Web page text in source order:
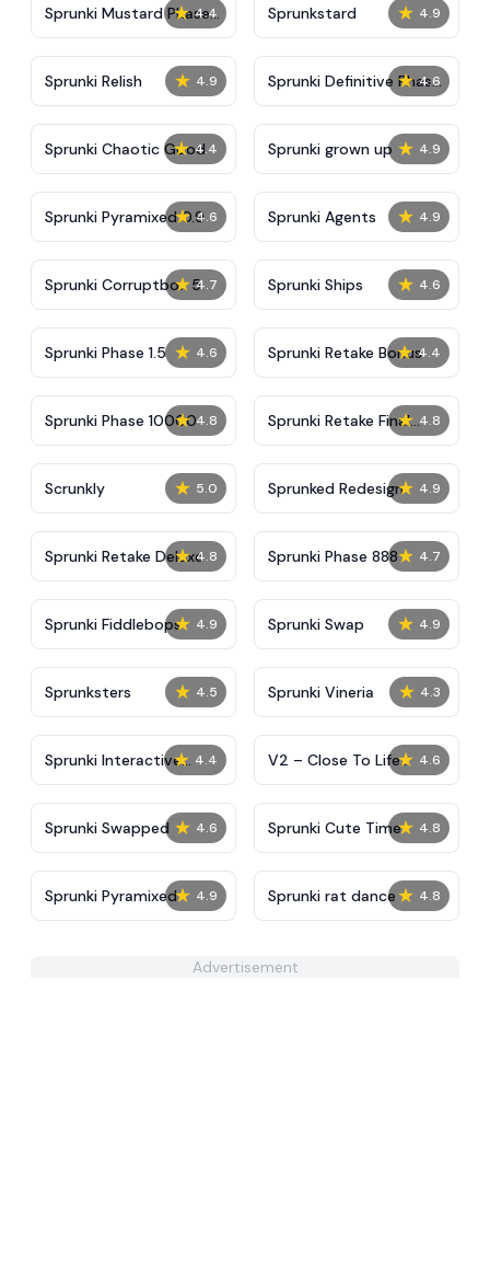
★ 4.4
Sprunki Mustard Phase
2
★ 4.9
Sprunkstard
★ 4.9
Sprunki Relish ★ 4.6
Sprunki Definitive Phase
7
★ 4.4
Sprunki Chaotic Good ★ 4.9
Sprunki grown up
★ 4.6
Sprunki Pyramixed 0.9 ★ 4.9
Sprunki Agents
★ 4.7
Sprunki Corruptbox 5 ★ 4.6
Sprunki Ships
★ 4.6
Sprunki Phase 1.5 ★ 4.4
Sprunki Retake Bonus
★ 4.8
Sprunki Phase 10000 ★ 4.8
Sprunki Retake Final
Update
★ 5.0
Scrunkly ★ 4.9
Sprunked Redesign
★ 4.8
Sprunki Retake Deluxe ★ 4.7
Sprunki Phase 888
★ 4.9
Sprunki Fiddlebops ★ 4.9
Sprunki Swap
★ 4.5
Sprunksters ★ 4.3
Sprunki Vineria
★ 4.4
Sprunki Interactive
Tunner
★ 4.6
V2 – Close To Life
IncrediBox
★ 4.6
Sprunki Swapped ★ 4.8
Sprunki Cute Time
★ 4.9
Sprunki Pyramixed ★ 4.8
Sprunki rat dance
Advertisement